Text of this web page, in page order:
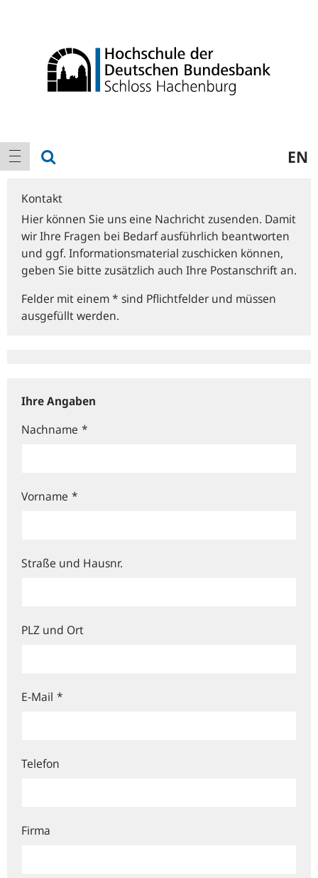
Hauptnavigation
Navigation anzeigen EN
Kontakt
Hier können Sie uns eine Nachricht zusenden. Damit
wir Ihre Fragen bei Bedarf ausführlich beantworten
und ggf. Informationsmaterial zuschicken können,
geben Sie bitte zusätzlich auch Ihre Postanschrift an.
Felder mit einem * sind Pflichtfelder und müssen
ausgefüllt werden.
Ihre Angaben
Nachname *
Vorname *
Straße und Hausnr.
PLZ und Ort
E-Mail *
Telefon
Firma